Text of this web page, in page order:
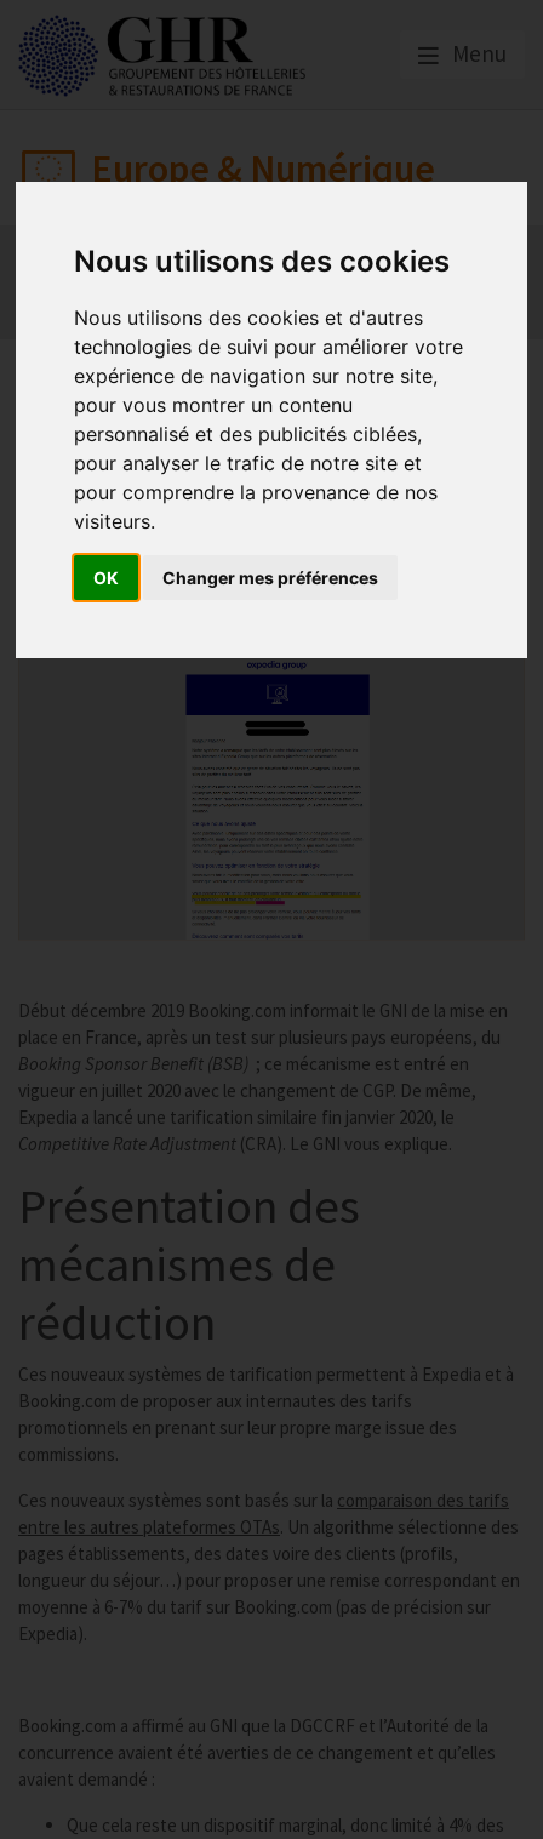
Nous utilisons des cookies
Nous utilisons des cookies et d'autres
technologies de suivi pour améliorer votre
expérience de navigation sur notre site,
pour vous montrer un contenu
personnalisé et des publicités ciblées,
pour analyser le trafic de notre site et
pour comprendre la provenance de nos
visiteurs.
OK Changer mes préférences
Menu
Europe & Numérique
Actualités
Plateformes en ligne
Mon Parc Num
Informatique Europe
Nouveau système de
tarification sur Expedia et
Booking.com
Hôtels
07/02/2020, Mis à jour le
Début décembre 2019 Booking.com informait le GNI de la mise en
place en France, après un test sur plusieurs pays européens, du
Booking Sponsor Benefit (BSB) ; ce mécanisme est entré en
vigueur en juillet 2020 avec le changement de CGP. De même,
Expedia a lancé une tarification similaire fin janvier 2020, le
Competitive Rate Adjustment (CRA). Le GNI vous explique.
Présentation des
mécanismes de
réduction
Ces nouveaux systèmes de tarification permettent à Expedia et à
Booking.com de proposer aux internautes des tarifs
promotionnels en prenant sur leur propre marge issue des
commissions.
Ces nouveaux systèmes sont basés sur la comparaison des tarifs
entre les autres plateformes OTAs. Un algorithme sélectionne des
pages établissements, des dates voire des clients (profils,
longueur du séjour…) pour proposer une remise correspondant en
moyenne à 6-7% du tarif sur Booking.com (pas de précision sur
Expedia).
Booking.com a affirmé au GNI que la DGCCRF et l’Autorité de la
concurrence avaient été averties de ce changement et qu’elles
avaient demandé :
Que cela reste un dispositif marginal, donc limité à 4% des